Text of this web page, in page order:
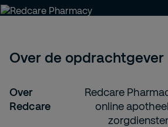
Over de opdrachtgever
Over
Redcare
Redcare
online